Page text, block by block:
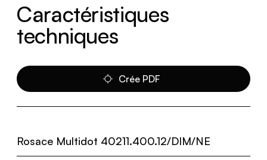
Caractéristiques
techniques
Crée PDF
Rosace Multidot 40211.400.12/DIM/NE